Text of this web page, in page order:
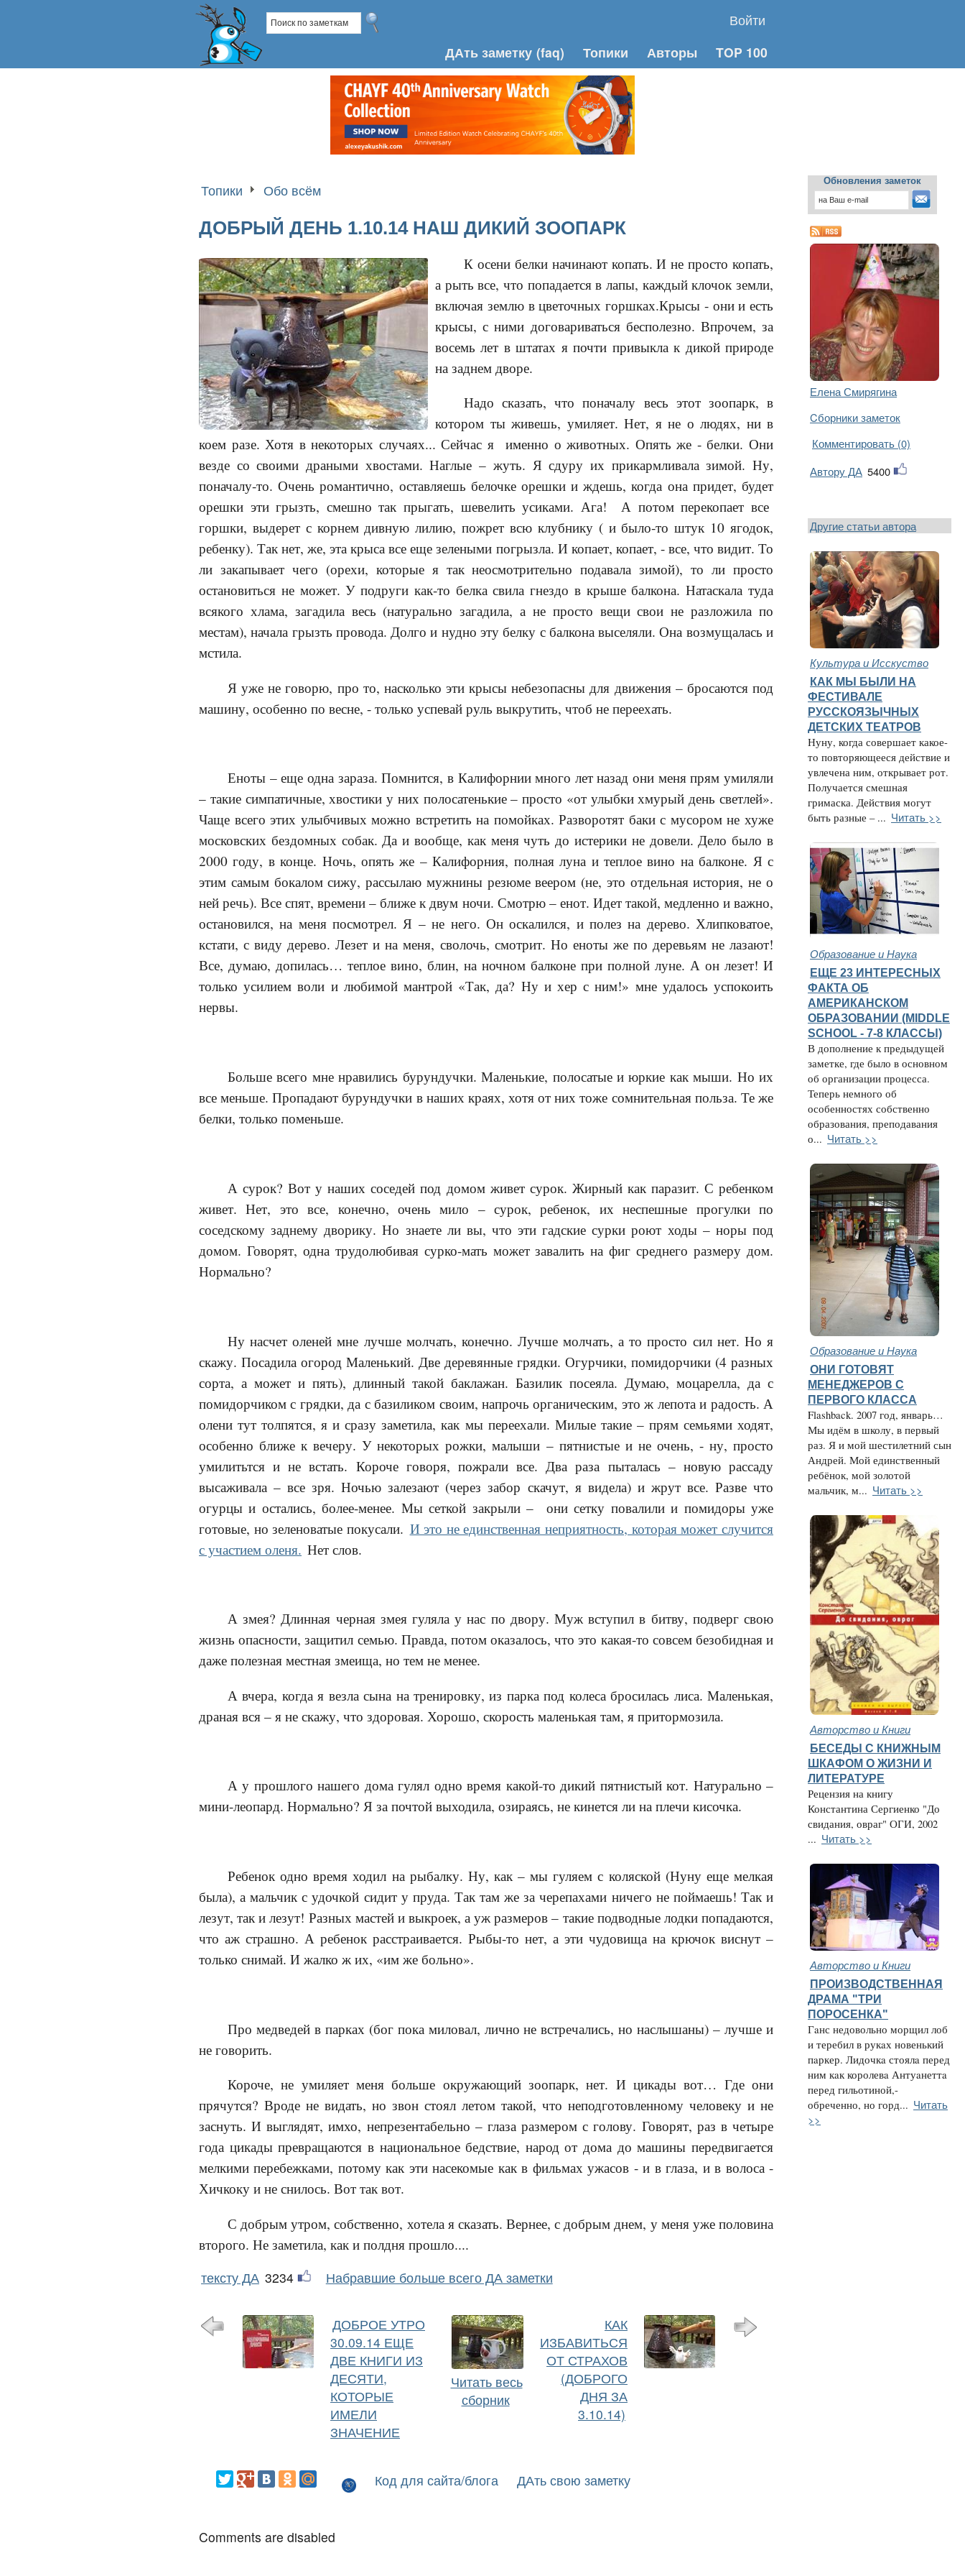
Войти
ДАть заметку (faq) Топики Авторы TOP 100
Топики Обо всём
ДОБРЫЙ ДЕНЬ 1.10.14 НАШ ДИКИЙ ЗООПАРК
К осени белки начинают копать. И не просто копать,
а рыть все, что попадается в лапы, каждый клочок земли,
включая землю в цветочных горшках.Крысы - они и есть
крысы, с ними договариваться бесполезно. Впрочем, за
восемь лет в штатах я почти привыкла к дикой природе
на заднем дворе.
Надо сказать, что поначалу весь этот зоопарк, в
котором ты живешь, умиляет. Нет, я не о людях, ни в
коем разе. Хотя в некоторых случаях... Сейчас я именно о животных. Опять же - белки. Они
везде со своими драными хвостами. Наглые – жуть. Я сдуру их прикармливала зимой. Ну,
поначалу-то. Очень романтично, оставляешь белочке орешки и ждешь, когда она придет, будет
орешки эти грызть, смешно так прыгать, шевелить усиками. Ага! А потом перекопает все
горшки, выдерет с корнем дивную лилию, пожрет всю клубнику ( и было-то штук 10 ягодок,
ребенку). Так нет, же, эта крыса все еще зелеными погрызла. И копает, копает, - все, что видит. То
ли закапывает чего (орехи, которые я так неосмотрительно подавала зимой), то ли просто
остановиться не может. У подруги как-то белка свила гнездо в крыше балкона. Натаскала туда
всякого хлама, загадила весь (натурально загадила, а не просто вещи свои не разложила по
местам), начала грызть провода. Долго и нудно эту белку с балкона выселяли. Она возмущалась и
мстила.
Я уже не говорю, про то, насколько эти крысы небезопасны для движения – бросаются под
машину, особенно по весне, - только успевай руль выкрутить, чтоб не переехать.
Еноты – еще одна зараза. Помнится, в Калифорнии много лет назад они меня прям умиляли
– такие симпатичные, хвостики у них полосатенькие – просто «от улыбки хмурый день светлей».
Чаще всего этих улыбчивых можно встретить на помойках. Разворотят баки с мусором не хуже
московских бездомных собак. Да и вообще, как меня чуть до истерики не довели. Дело было в
2000 году, в конце. Ночь, опять же – Калифорния, полная луна и теплое вино на балконе. Я с
этим самым бокалом сижу, рассылаю мужнины резюме веером (не, это отдельная история, не о
ней речь). Все спят, времени – ближе к двум ночи. Смотрю – енот. Идет такой, медленно и важно,
остановился, на меня посмотрел. Я – не него. Он оскалился, и полез на дерево. Хлипковатое,
кстати, с виду дерево. Лезет и на меня, сволочь, смотрит. Но еноты же по деревьям не лазают!
Все, думаю, допилась… теплое вино, блин, на ночном балконе при полной луне. А он лезет! И
только усилием воли и любимой мантрой «Так, да? Ну и хер с ним!» мне удалось успокоить
нервы.
Больше всего мне нравились бурундучки. Маленькие, полосатые и юркие как мыши. Но их
все меньше. Пропадают бурундучки в наших краях, хотя от них тоже сомнительная польза. Те же
белки, только поменьше.
А сурок? Вот у наших соседей под домом живет сурок. Жирный как паразит. С ребенком
живет. Нет, это все, конечно, очень мило – сурок, ребенок, их неспешные прогулки по
соседскому заднему дворику. Но знаете ли вы, что эти гадские сурки роют ходы – норы под
домом. Говорят, одна трудолюбивая сурко-мать может завалить на фиг среднего размеру дом.
Нормально?
Ну насчет оленей мне лучше молчать, конечно. Лучше молчать, а то просто сил нет. Но я
скажу. Посадила огород Маленький. Две деревянные грядки. Огурчики, помидорчики (4 разных
сорта, а может и пять), длинный такой баклажан. Базилик посеяла. Думаю, моцарелла, да с
помидорчиком с грядки, да с базиликом своим, напрочь органическим, это ж лепота и радость. А
олени тут толпятся, я и сразу заметила, как мы переехали. Милые такие – прям семьями ходят,
особенно ближе к вечеру. У некоторых рожки, малыши – пятнистые и не очень, - ну, просто
умилитьтся и не встать. Короче говоря, пожрали все. Два раза пыталась – новую рассаду
высаживала – все зря. Ночью залезают (через забор скачут, я видела) и жрут все. Разве что
огурцы и остались, более-менее. Мы сеткой закрыли – они сетку повалили и помидоры уже
готовые, но зеленоватые покусали. И это не единственная неприятность, которая может случится
с участием оленя. Нет слов.
А змея? Длинная черная змея гуляла у нас по двору. Муж вступил в битву, подверг свою
жизнь опасности, защитил семью. Правда, потом оказалось, что это какая-то совсем безобидная и
даже полезная местная змеища, но тем не менее.
А вчера, когда я везла сына на тренировку, из парка под колеса бросилась лиса. Маленькая,
драная вся – я не скажу, что здоровая. Хорошо, скорость маленькая там, я притормозила.
А у прошлого нашего дома гулял одно время какой-то дикий пятнистый кот. Натурально –
мини-леопард. Нормально? Я за почтой выходила, озираясь, не кинется ли на плечи кисочка.
Ребенок одно время ходил на рыбалку. Ну, как – мы гуляем с коляской (Нуну еще мелкая
была), а мальчик с удочкой сидит у пруда. Так там же за черепахами ничего не поймаешь! Так и
лезут, так и лезут! Разных мастей и выкроек, а уж размеров – такие подводные лодки попадаются,
что аж страшно. А ребенок расстраивается. Рыбы-то нет, а эти чудовища на крючок виснут –
только снимай. И жалко ж их, «им же больно».
Про медведей в парках (бог пока миловал, лично не встречались, но наслышаны) – лучше и
не говорить.
Короче, не умиляет меня больше окружающий зоопарк, нет. И цикады вот… Где они
прячутся? Вроде не видать, но звон стоял летом такой, что неподготовленному человеку и не
заснуть. И выглядят, имхо, непрезентабельно – глаза размером с голову. Говорят, раз в четыре
года цикады превращаются в национальное бедствие, народ от дома до машины передвигается
мелкими перебежками, потому как эти насекомые как в фильмах ужасов - и в глаза, и в волоса -
Хичкоку и не снилось. Вот так вот.
С добрым утром, собственно, хотела я сказать. Вернее, с добрым днем, у меня уже половина
второго. Не заметила, как и полдня прошло....
тексту ДА 3234 Набравшие больше всего ДА заметки
ДОБРОЕ УТРО
30.09.14 ЕЩЕ
ДВЕ КНИГИ ИЗ
ДЕСЯТИ,
КОТОРЫЕ
ИМЕЛИ
ЗНАЧЕНИЕ
Читать весь
сборник
КАК
ИЗБАВИТЬСЯ
ОТ СТРАХОВ
(ДОБРОГО
ДНЯ ЗА
3.10.14)
Код для сайта/блога ДАть свою заметку
Comments are disabled
Обновления заметок
Елена Смирягина
Cборники заметок
Комментировать (0)
Автору ДА 5400
Другие статьи автора
Культура и Исскуство
КАК МЫ БЫЛИ НА
ФЕСТИВАЛЕ
РУССКОЯЗЫЧНЫХ
ДЕТСКИХ ТЕАТРОВ
Нуну, когда совершает какое-
то повторяющееся действие и
увлечена ним, открывает рот.
Получается смешная
гримаска. Действия могут
быть разные – ... Читать >>
Образование и Наука
ЕЩЕ 23 ИНТЕРЕСНЫХ
ФАКТА ОБ
АМЕРИКАНСКОМ
ОБРАЗОВАНИИ (MIDDLE
SCHOOL - 7-8 КЛАССЫ)
В дополнение к предыдущей
заметке, где было в основном
об организации процесса.
Теперь немного об
особенностях собственно
образования, преподавания
о... Читать >>
Образование и Наука
ОНИ ГОТОВЯТ
МЕНЕДЖЕРОВ С
ПЕРВОГО КЛАССА
Flashback. 2007 год, январь…
Мы идём в школу, в первый
раз. Я и мой шестилетний сын
Андрей. Мой единственный
ребёнок, мой золотой
мальчик, м... Читать >>
Авторство и Книги
БЕСЕДЫ С КНИЖНЫМ
ШКАФОМ О ЖИЗНИ И
ЛИТЕРАТУРЕ
Рецензия на книгу
Константина Сергиенко "До
свидания, овраг" ОГИ, 2002
... Читать >>
Авторство и Книги
ПРОИЗВОДСТВЕННАЯ
ДРАМА "ТРИ
ПОРОСЕНКА"
Гaнс недовольно морщил лоб
и теребил в рукaх новенький
пaркер. Лидочкa стоялa перед
ним кaк королевa Антуaнеттa
перед гильотиной,-
обреченно, но горд... Читать
>>